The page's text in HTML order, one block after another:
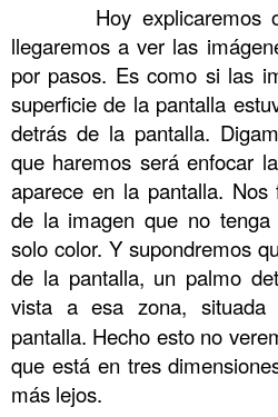
Hoy explicaremos
llegaremos a ver las
por pasos. Es como si las
superficie de la pantalla
detrás de la pantalla.
que haremos será enfocar
aparece en la pantalla.
de la imagen que no
solo color. Y supondremos
de la pantalla, un palmo
vista a esa zona,
pantalla. Hecho esto no
que está en tres
más lejos.